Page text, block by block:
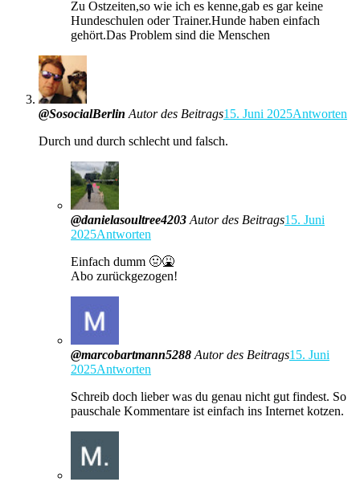
Zu Ostzeiten,so wie ich es kenne,gab es gar keine
Hundeschulen oder Trainer.Hunde haben einfach
gehört.Das Problem sind die Menschen
@SosocialBerlin Autor des Beitrags15. Juni 2025Antworten
Durch und durch schlecht und falsch.
@danielasoultree4203 Autor des Beitrags15. Juni
2025Antworten
Einfach dumm 🤢🤮
Abo zurückgezogen!
@marcobartmann5288 Autor des Beitrags15. Juni
2025Antworten
Schreib doch lieber was du genau nicht gut findest. So
pauschale Kommentare ist einfach ins Internet kotzen.